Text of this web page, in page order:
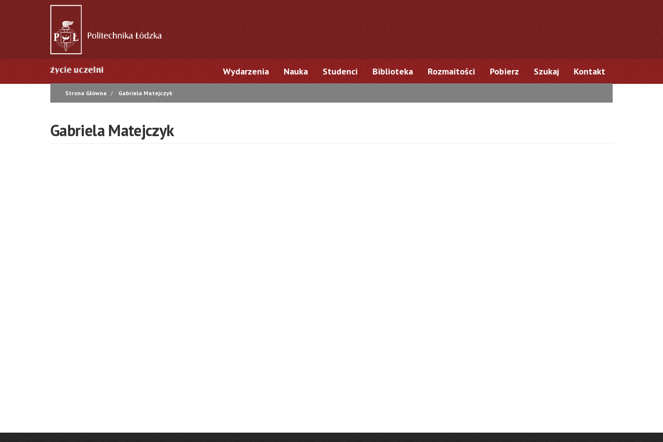
Główna
nawigacja
Wydarzenia Nauka Studenci Biblioteka Rozmaitości Pobierz Szukaj Kontakt
Strona Główna Gabriela Matejczyk
Gabriela Matejczyk